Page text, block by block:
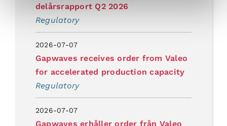
delårsrapport Q2 2026
Regulatory
2026-07-07
Gapwaves receives order from Valeo
for accelerated production capacity
Regulatory
2026-07-07
Gapwaves erhåller order från Valeo